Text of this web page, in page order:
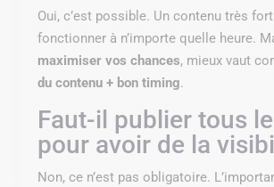
Oui, c’est possible. Un contenu très
fonctionner à n’importe quelle heure.
maximiser vos chances, mieux vaut
du contenu + bon timing.
Faut-il publier tous
pour avoir de la
Non, ce n’est pas obligatoire.